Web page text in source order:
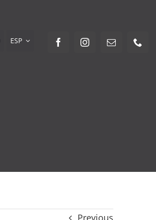
ESP
Previous